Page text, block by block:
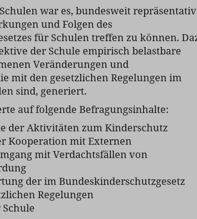
war es, bundesweit
und Folgen des
für Schulen treffen zu können.
der Schule empirisch belastbare
Veränderungen und
mit den gesetzlichen Regelungen im
sind, generiert.
auf folgende Befragungsinhalte:
der Aktivitäten zum Kinderschutz
Kooperation mit Externen
mit Verdachtsfällen von
der im Bundeskinderschutzgesetz
Regelungen